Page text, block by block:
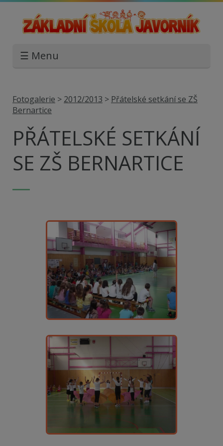
☰ Menu
Fotogalerie > 2012/2013 > Přátelské setkání se ZŠ
Bernartice
PŘÁTELSKÉ SETKÁNÍ
SE ZŠ BERNARTICE